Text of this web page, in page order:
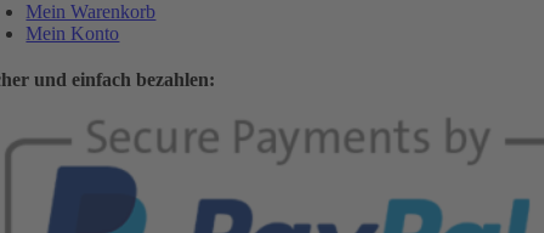
Mein Warenkorb
Mein Konto
und einfach bezahlen: